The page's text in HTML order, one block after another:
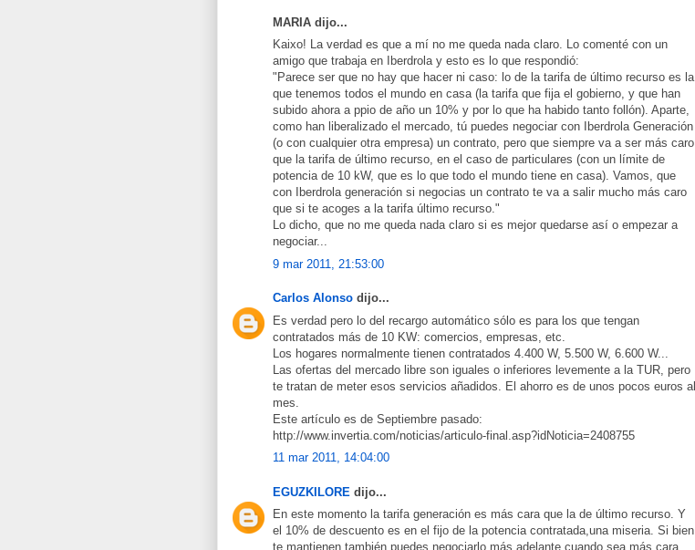
MARIA dijo...
Kaixo! La verdad es que a mí no me queda nada claro. Lo comenté con un
amigo que trabaja en Iberdrola y esto es lo que respondió:
"Parece ser que no hay que hacer ni caso: lo de la tarifa de último recurso es la
que tenemos todos el mundo en casa (la tarifa que fija el gobierno, y que han
subido ahora a ppio de año un 10% y por lo que ha habido tanto follón). Aparte,
como han liberalizado el mercado, tú puedes negociar con Iberdrola Generación
(o con cualquier otra empresa) un contrato, pero que siempre va a ser más caro
que la tarifa de último recurso, en el caso de particulares (con un límite de
potencia de 10 kW, que es lo que todo el mundo tiene en casa). Vamos, que
con Iberdrola generación si negocias un contrato te va a salir mucho más caro
que si te acoges a la tarifa último recurso."
Lo dicho, que no me queda nada claro si es mejor quedarse así o empezar a
negociar...
9 mar 2011, 21:53:00
Carlos Alonso dijo...
Es verdad pero lo del recargo automático sólo es para los que tengan
contratados más de 10 KW: comercios, empresas, etc.
Los hogares normalmente tienen contratados 4.400 W, 5.500 W, 6.600 W...
Las ofertas del mercado libre son iguales o inferiores levemente a la TUR, pero
te tratan de meter esos servicios añadidos. El ahorro es de unos pocos euros al
mes.
Este artículo es de Septiembre pasado:
http://www.invertia.com/noticias/articulo-final.asp?idNoticia=2408755
11 mar 2011, 14:04:00
EGUZKILORE dijo...
En este momento la tarifa generación es más cara que la de último recurso. Y
el 10% de descuento es en el fijo de la potencia contratada,una miseria. Si bien
te mantienen también puedes negociarlo más adelante cuando sea más cara